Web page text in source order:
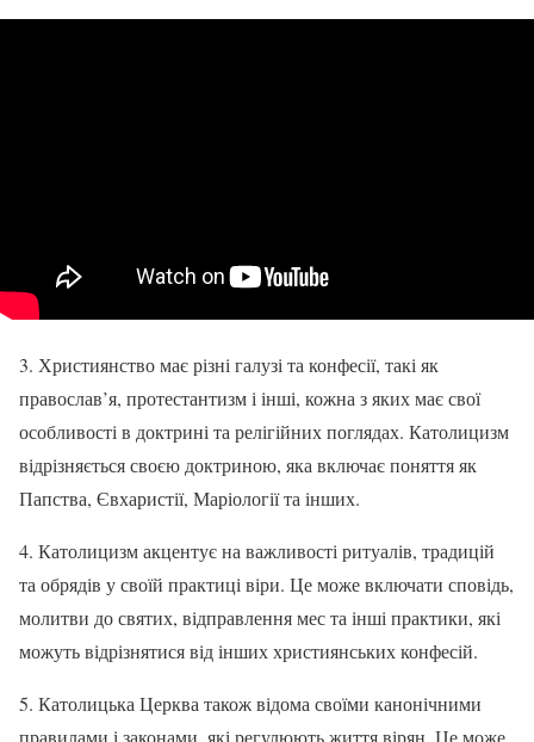
3. Християнство має різні галузі та конфесії, такі як
православ’я, протестантизм і інші, кожна з яких має свої
особливості в доктрині та релігійних поглядах. Католицизм
відрізняється своєю доктриною, яка включає поняття як
Папства, Євхаристії, Маріології та інших.
4. Католицизм акцентує на важливості ритуалів, традицій
та обрядів у своїй практиці віри. Це може включати сповідь,
молитви до святих, відправлення мес та інші практики, які
можуть відрізнятися від інших християнських конфесій.
5. Католицька Церква також відома своїми канонічними
правилами і законами, які регулюють життя вірян. Це може